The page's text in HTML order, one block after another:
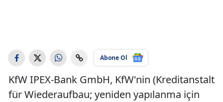
Abone Ol
KfW IPEX-Bank GmbH, KfW'nin (Kreditanstalt
für Wiederaufbau; yeniden yapılanma için